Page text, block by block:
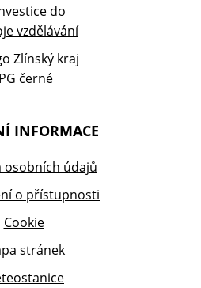
INFORMACE
osobních údajů
o přístupnosti
Cookie
stránek